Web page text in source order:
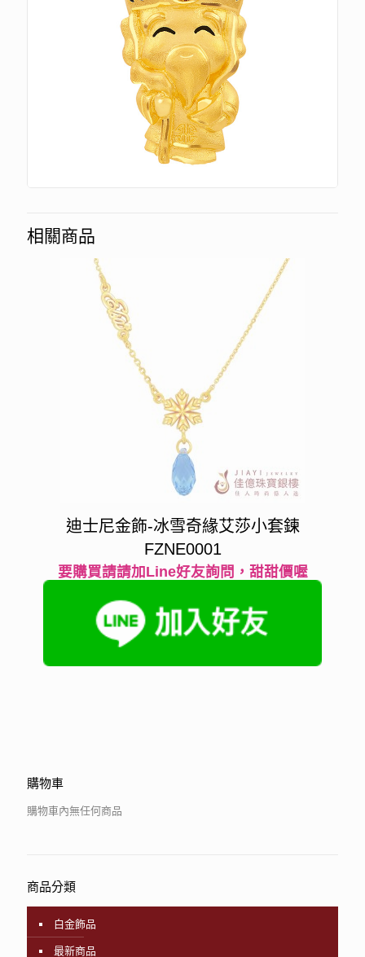
相關商品
迪士尼金飾-冰雪奇緣艾莎小套鍊
FZNE0001
要購買請請加Line好友詢問，甜甜價喔
購物車
購物車內無任何商品
商品分類
白金飾品
最新商品